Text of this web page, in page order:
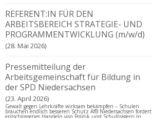
REFERENT:IN FÜR DEN
ARBEITSBEREICH STRATEGIE- UND
PROGRAMMENTWICKLUNG (m/w/d)
28. Mai 2026
Pressemitteilung der
Arbeitsgemeinschaft für Bildung in
der SPD Niedersachsen
23. April 2026
Gewalt gegen Lehrkräfte wirksam bekämpfen – Schulen
brauchen endlich besseren Schutz AfB Niedersachsen fordert